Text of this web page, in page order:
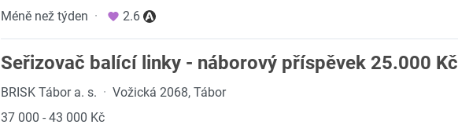
Méně než týden · 2.6
Seřizovač balící linky - náborový příspěvek 25.000 Kč
BRISK Tábor a. s. · Vožická 2068, Tábor
37 000 - 43 000 Kč